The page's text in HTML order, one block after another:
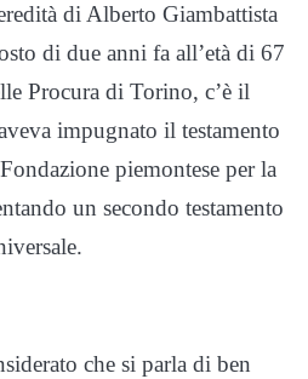
di Alberto Giambattista
di due anni fa all’età di 67
Procura di Torino, c’è il
impugnato il testamento
piemontese per la
un secondo testamento
che si parla di ben